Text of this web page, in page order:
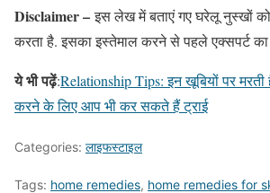
Disclaimer –इस लेख में बताएं गए घरेलू नुस्खों को
करता है. इसका इस्तेमाल करने से पहले एक्सपर्ट
ये भी पढ़ें:Relationship Tips: इन खूबियों पर
करने के लिए आप भी कर सकते हैं ट्राई
Categories: लाइफस्टाइल
Tags: home remedies, home remedies for